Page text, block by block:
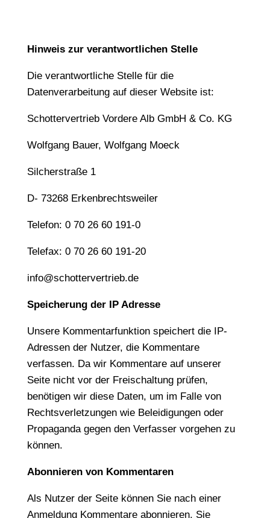
Hinweis zur verantwortlichen Stelle
Die verantwortliche Stelle für die
Datenverarbeitung auf dieser Website ist:
Schottervertrieb Vordere Alb GmbH & Co. KG
Wolfgang Bauer, Wolfgang Moeck
Silcherstraße 1
D- 73268 Erkenbrechtsweiler
Telefon: 0 70 26 60 191-0
Telefax: 0 70 26 60 191-20
info@schottervertrieb.de
Speicherung der IP Adresse
Unsere Kommentarfunktion speichert die IP-
Adressen der Nutzer, die Kommentare
verfassen. Da wir Kommentare auf unserer
Seite nicht vor der Freischaltung prüfen,
benötigen wir diese Daten, um im Falle von
Rechtsverletzungen wie Beleidigungen oder
Propaganda gegen den Verfasser vorgehen zu
können.
Abonnieren von Kommentaren
Als Nutzer der Seite können Sie nach einer
Anmeldung Kommentare abonnieren. Sie